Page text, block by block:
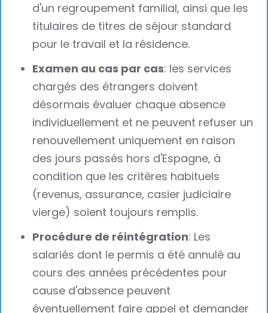
d'un regroupement familial, ainsi que les
titulaires de titres de séjour standard
pour le travail et la résidence.
Examen au cas par cas: les services
chargés des étrangers doivent
désormais évaluer chaque absence
individuellement et ne peuvent refuser un
renouvellement uniquement en raison
des jours passés hors d'Espagne, à
condition que les critères habituels
(revenus, assurance, casier judiciaire
vierge) soient toujours remplis.
Procédure de réintégration: Les
salariés dont le permis a été annulé au
cours des années précédentes pour
cause d'absence peuvent
éventuellement faire appel et demander